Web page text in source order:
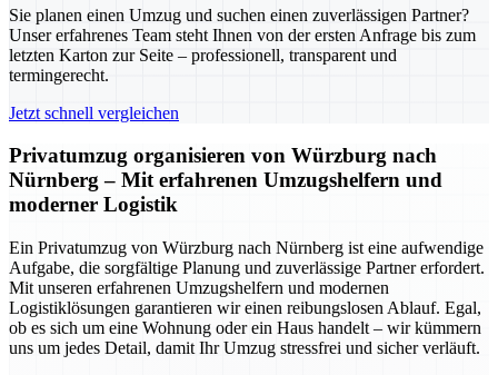
Sie planen einen Umzug und suchen einen zuverlässigen Partner?
Unser erfahrenes Team steht Ihnen von der ersten Anfrage bis zum
letzten Karton zur Seite – professionell, transparent und
termingerecht.
Jetzt schnell vergleichen
Privatumzug organisieren von Würzburg nach
Nürnberg – Mit erfahrenen Umzugshelfern und
moderner Logistik
Ein Privatumzug von Würzburg nach Nürnberg ist eine aufwendige
Aufgabe, die sorgfältige Planung und zuverlässige Partner erfordert.
Mit unseren erfahrenen Umzugshelfern und modernen
Logistiklösungen garantieren wir einen reibungslosen Ablauf. Egal,
ob es sich um eine Wohnung oder ein Haus handelt – wir kümmern
uns um jedes Detail, damit Ihr Umzug stressfrei und sicher verläuft.